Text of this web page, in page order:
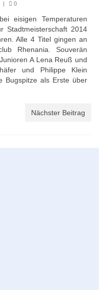
Wanderrudern
| 0
eisigen Temperaturen
Stadtmeisterschaft 2014
Alle 4 Titel gingen an
Rhenania. Souverän
A Lena Reuß und
und Philippe Klein
Bugspitze als Erste über
Nächster Beitrag